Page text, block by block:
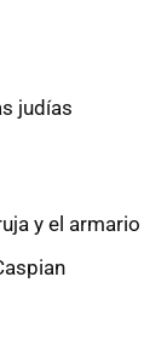
judías
y el armario